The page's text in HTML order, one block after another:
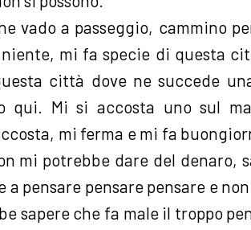
vado a passeggio, cammino
mi fa specie di questa
città dove ne succede
qui. Mi si accosta uno sul
mi ferma e mi fa
mi potrebbe dare del denaro,
a pensare pensare pensare e
sapere che fa male il troppo